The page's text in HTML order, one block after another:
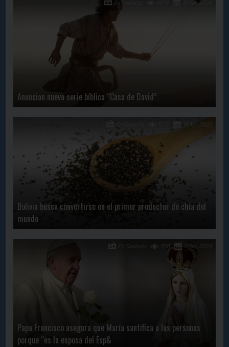
Anuncian nueva serie bíblica “Casa de David”
18 Dec, 2024
En Contacto
Bolivia busca convertirse en el primer productor de chía del
mundo
19 Apr, 2022
1532
Papa Francisco asegura que María santifica a las personas
porque “es la esposa del Esp&
11 Dec, 2024
1150
En Contacto